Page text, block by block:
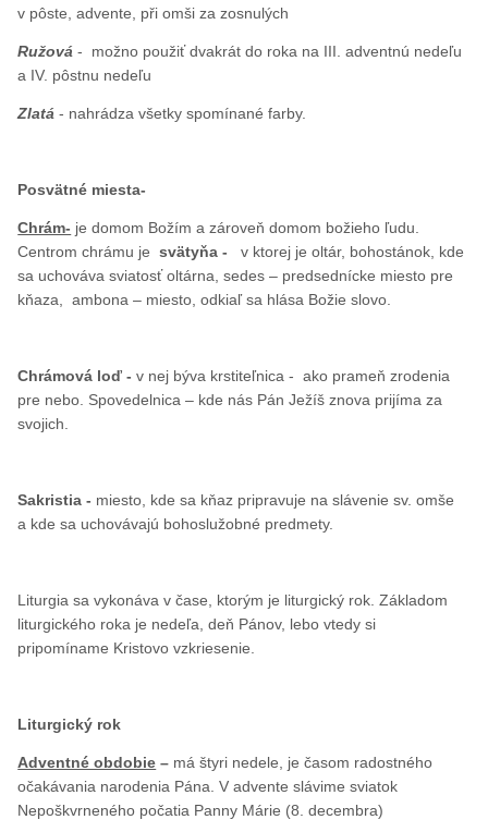
v pôste, advente, při omši za zosnulých
Ružová- možno použiť dvakrát do roka na III. adventnú nedeľu
a IV. pôstnu nedeľu
Zlatá- nahrádza všetky spomínané farby.
Posvätné miesta-
Chrám- je domom Božím a zároveň domom božieho ľudu.
Centrom chrámu jesvätyňa - v ktorej je oltár, bohostánok, kde
sa uchováva sviatosť oltárna, sedes – predsednícke miesto pre
kňaza, ambona – miesto, odkiaľ sa hlása Božie slovo.
Chrámová loď -v nej býva krstiteľnica - ako prameň zrodenia
pre nebo. Spovedelnica – kde nás Pán Ježíš znova prijíma za
svojich.
Sakristia - miesto, kde sa kňaz pripravuje na slávenie sv. omše
a kde sa uchovávajú bohoslužobné predmety.
Liturgia sa vykonáva v čase, ktorým je liturgický rok. Základom
liturgického roka je nedeľa, deň Pánov, lebo vtedy si
pripomíname Kristovo vzkriesenie.
Liturgický rok
Adventné obdobie – má štyri nedele, je časom radostného
očakávania narodenia Pána. V advente slávime sviatok
Nepoškvrneného počatia Panny Márie (8. decembra)